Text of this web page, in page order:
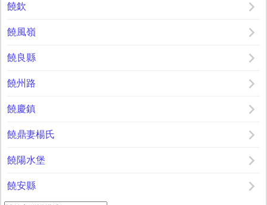
饒欽
饒風嶺
饒良縣
饒州路
饒慶鎮
饒鼎妻楊氏
饒陽水堡
饒安縣